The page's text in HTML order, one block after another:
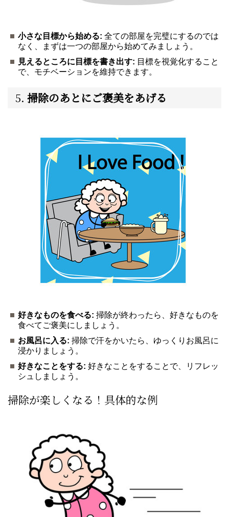
小さな目標から始める: 全ての部屋を完璧にするのでは
なく、まずは一つの部屋から始めてみましょう。
見えるところに目標を書き出す: 目標を視覚化すること
で、モチベーションを維持できます。
5. 掃除のあとにご褒美をあげる
好きなものを食べる: 掃除が終わったら、好きなものを
食べてご褒美にしましょう。
お風呂に入る: 掃除で汗をかいたら、ゆっくりお風呂に
浸かりましょう。
好きなことをする: 好きなことをすることで、リフレッ
シュしましょう。
掃除が楽しくなる！具体的な例